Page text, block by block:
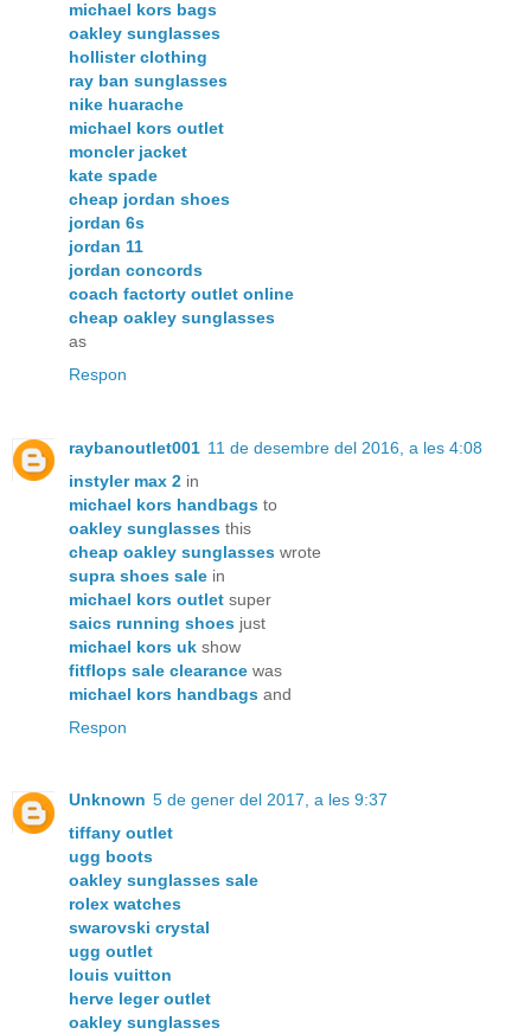
michael kors bags
oakley sunglasses
hollister clothing
ray ban sunglasses
nike huarache
michael kors outlet
moncler jacket
kate spade
cheap jordan shoes
jordan 6s
jordan 11
jordan concords
coach factorty outlet online
cheap oakley sunglasses
as
Respon
raybanoutlet001 11 de desembre del 2016, a les 4:08
instyler max 2 in
michael kors handbags to
oakley sunglasses this
cheap oakley sunglasses wrote
supra shoes sale in
michael kors outlet super
saics running shoes just
michael kors uk show
fitflops sale clearance was
michael kors handbags and
Respon
Unknown 5 de gener del 2017, a les 9:37
tiffany outlet
ugg boots
oakley sunglasses sale
rolex watches
swarovski crystal
ugg outlet
louis vuitton
herve leger outlet
oakley sunglasses